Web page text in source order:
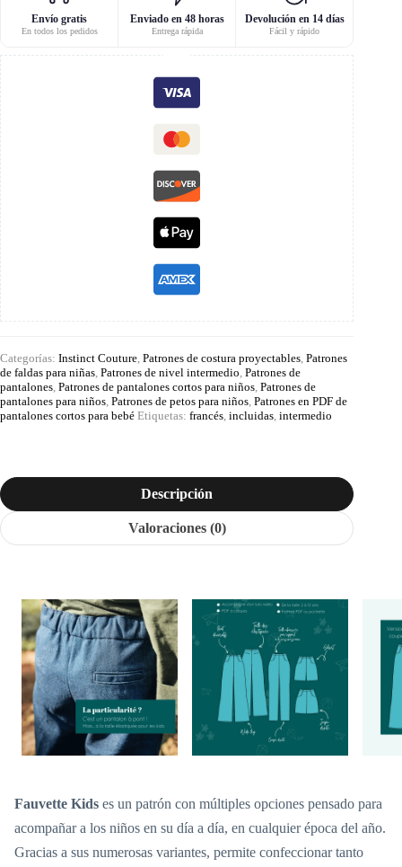
Envío gratis
En todos los pedidos
Enviado en 48 horas
Entrega rápida
Devolución en 14 días
Fácil y rápido
Categorías: Instinct Couture Patrones de costura proyectables Patrones
de faldas para niñas Patrones de nivel intermedio Patrones de
pantalones Patrones de pantalones cortos para niños Patrones de
pantalones para niños Patrones de petos para niños Patrones en PDF de
pantalones cortos para bebé Etiquetas: francés incluidas intermedio
Descripción
Valoraciones (0)
Fauvette Kids es un patrón con múltiples opciones pensado para
acompañar a los niños en su día a día, en cualquier época del año.
Gracias a sus numerosas variantes, permite confeccionar tanto